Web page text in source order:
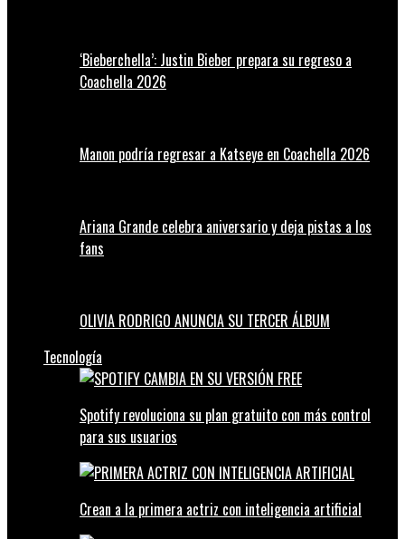
‘Bieberchella’: Justin Bieber prepara su regreso a
Coachella 2026
Manon podría regresar a Katseye en Coachella 2026
Ariana Grande celebra aniversario y deja pistas a los
fans
OLIVIA RODRIGO ANUNCIA SU TERCER ÁLBUM
Tecnología
Spotify revoluciona su plan gratuito con más control
para sus usuarios
Crean a la primera actriz con inteligencia artificial